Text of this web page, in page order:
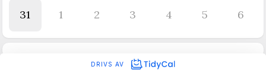
31 1 2 3 4 5 6
DRIVS AV